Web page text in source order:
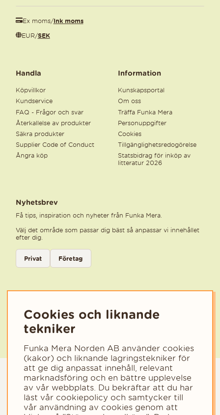
Ex moms/Ink moms
EUR/SEK
Handla
Köpvillkor
Kundservice
FAQ - Frågor och svar
Återkallelse av produkter
Säkra produkter
Supplier Code of Conduct
Ångra köp
Information
Kunskapsportal
Om oss
Träffa Funka Mera
Personuppgifter
Cookies
Tillgänglighetsredogörelse
Statsbidrag för inköp av
litteratur 2026
Nyhetsbrev
Få tips, inspiration och nyheter från Funka Mera.
Välj det område som passar dig bäst så anpassar vi innehållet
efter dig.
Välj kategori för nyhetsbrev
Privat
Företag
Cookies och liknande
tekniker
Funka Mera Norden AB använder cookies
(kakor) och liknande lagringstekniker för
att ge dig anpassat innehåll, relevant
marknadsföring och en bättre upplevelse
av vår webbplats. Du bekräftar att du har
läst vår cookiepolicy och samtycker till
vår användning av cookies genom att